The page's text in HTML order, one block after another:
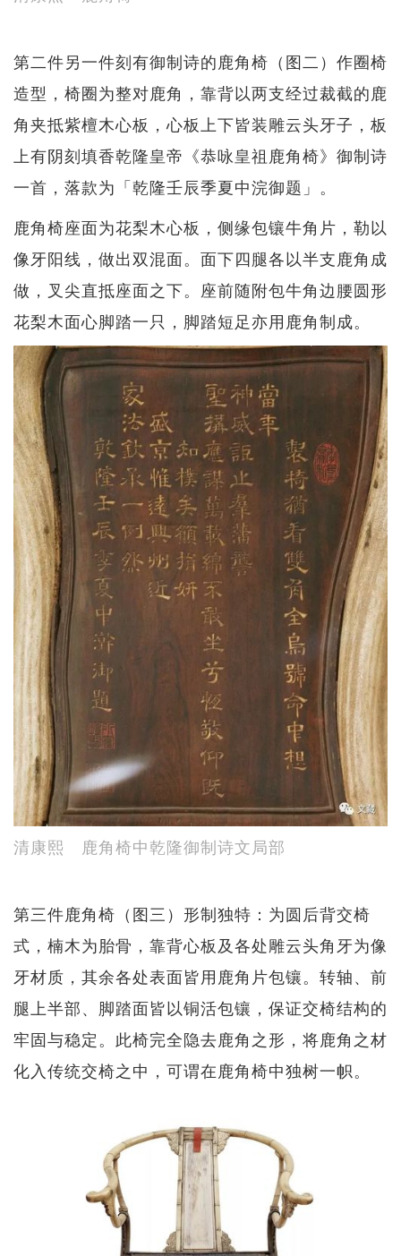
第二件另一件刻有御制诗的鹿角椅（图二）作圈椅
造型，椅圈为整对鹿角，靠背以两支经过裁截的鹿
角夹抵紫檀木心板，心板上下皆装雕云头牙子，板
上有阴刻填香乾隆皇帝《恭咏皇祖鹿角椅》御制诗
一首，落款为「乾隆壬辰季夏中浣御题」。
鹿角椅座面为花梨木心板，侧缘包镶牛角片，勒以
像牙阳线，做出双混面。面下四腿各以半支鹿角成
做，叉尖直抵座面之下。座前随附包牛角边腰圆形
花梨木面心脚踏一只，脚踏短足亦用鹿角制成。
清康熙 鹿角椅中乾隆御制诗文局部
第三件鹿角椅（图三）形制独特：为圆后背交椅
式，楠木为胎骨，靠背心板及各处雕云头角牙为像
牙材质，其余各处表面皆用鹿角片包镶。转轴、前
腿上半部、脚踏面皆以铜活包镶，保证交椅结构的
牢固与稳定。此椅完全隐去鹿角之形，将鹿角之材
化入传统交椅之中，可谓在鹿角椅中独树一帜。